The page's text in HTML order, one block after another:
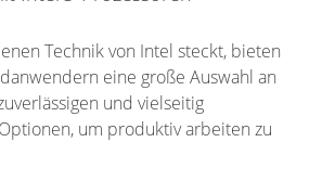
Technik von Intel steckt, bieten
eine große Auswahl an
und vielseitig
um produktiv arbeiten zu